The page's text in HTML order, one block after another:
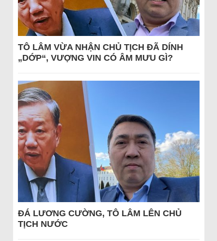
TÔ LÂM VỪA NHẬN CHỦ TỊCH ĐÃ DÍNH
„DỚP“, VƯỢNG VIN CÓ ÂM MƯU GÌ?
ĐÁ LƯƠNG CƯỜNG, TÔ LÂM LÊN CHỦ
TỊCH NƯỚC